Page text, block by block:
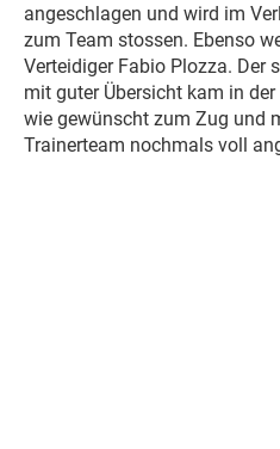
angeschlagen und wird im
zum Team stossen. Ebenso
Verteidiger Fabio Plozza. Der
mit guter Übersicht kam in
wie gewünscht zum Zug und
Trainerteam nochmals voll